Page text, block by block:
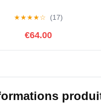
★★★★☆ (17)
€64.00